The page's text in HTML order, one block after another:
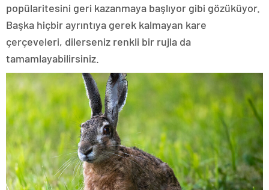
popülaritesini geri kazanmaya başlıyor gibi gözüküyor.
Başka hiçbir ayrıntıya gerek kalmayan kare
çerçeveleri, dilerseniz renkli bir rujla da
tamamlayabilirsiniz.